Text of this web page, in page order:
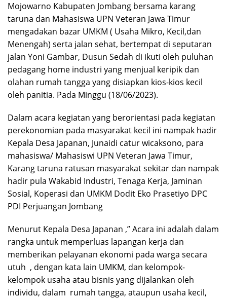
Mojowarno Kabupaten Jombang bersama karang
taruna dan Mahasiswa UPN Veteran Jawa Timur
mengadakan bazar UMKM ( Usaha Mikro, Kecil,dan
Menengah) serta jalan sehat, bertempat di seputaran
jalan Yoni Gambar, Dusun Sedah di ikuti oleh puluhan
pedagang home industri yang menjual keripik dan
olahan rumah tangga yang disiapkan kios-kios kecil
oleh panitia. Pada Minggu (18/06/2023).
Dalam acara kegiatan yang berorientasi pada kegiatan
perekonomian pada masyarakat kecil ini nampak hadir
Kepala Desa Japanan, Junaidi catur wicaksono, para
mahasiswa/ Mahasiswi UPN Veteran Jawa Timur,
Karang taruna ratusan masyarakat sekitar dan nampak
hadir pula Wakabid Industri, Tenaga Kerja, Jaminan
Sosial, Koperasi dan UMKM Dodit Eko Prasetiyo DPC
PDI Perjuangan Jombang
Menurut Kepala Desa Japanan ,” Acara ini adalah dalam
rangka untuk memperluas lapangan kerja dan
memberikan pelayanan ekonomi pada warga secara
utuh , dengan kata lain UMKM, dan kelompok-
kelompok usaha atau bisnis yang dijalankan oleh
individu, dalam rumah tangga, ataupun usaha kecil,